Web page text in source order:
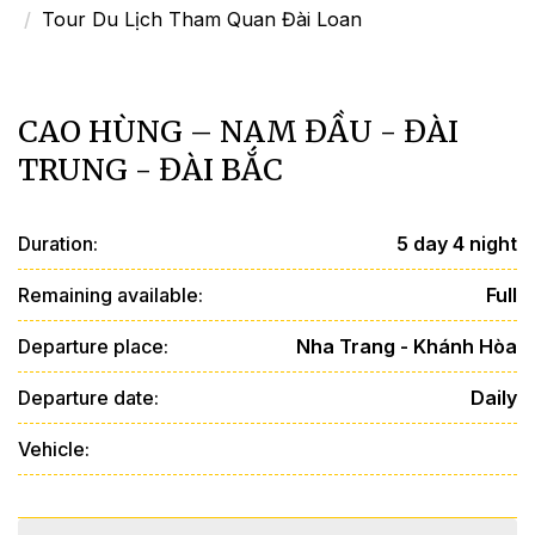
Tour Du Lịch Tham Quan Đài Loan
CAO HÙNG – NAM ĐẦU - ĐÀI
TRUNG - ĐÀI BẮC
Duration: 5 day 4 night
Remaining available: Full
Departure place: Nha Trang - Khánh Hòa
Departure date: Daily
Vehicle: